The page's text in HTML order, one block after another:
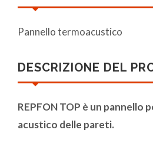
Pannello termoacustico
DESCRIZIONE DEL
REPFON TOP è un pannello
acustico delle pareti.